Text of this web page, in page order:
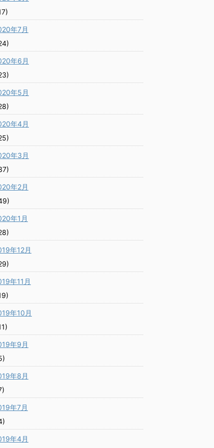
年7月
年6月
年5月
年4月
年3月
年2月
年1月
年12月
年11月
年10月
年9月
年8月
年7月
年4月